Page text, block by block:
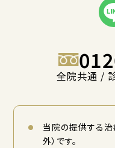
全院共通 /
当院の提供する
外）です。